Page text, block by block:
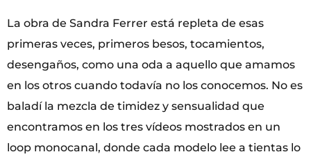
La obra de Sandra Ferrer está repleta de esas
primeras veces, primeros besos, tocamientos,
desengaños, como una oda a aquello que amamos
en los otros cuando todavía no los conocemos. No es
baladí la mezcla de timidez y sensualidad que
encontramos en los tres vídeos mostrados en un
loop monocanal, donde cada modelo lee a tientas lo